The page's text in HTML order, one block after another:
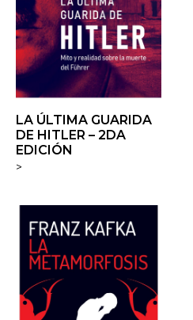
LA ÚLTIMA GUARIDA
DE HITLER – 2DA
EDICIÓN
>